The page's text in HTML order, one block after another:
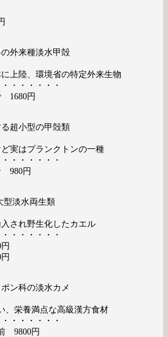
外来種淡水甲殻
上陸、環境省の特定外来生物
・・・・・・
1680円
超小型の甲殻類
実はプランクトンの一種
・・・・・・
980円
型淡水両生類
され野生化したカエル
・・・・・・
ン科の淡水カメ
、栄養満点な高級漢方食材
・・・・・・
9800円